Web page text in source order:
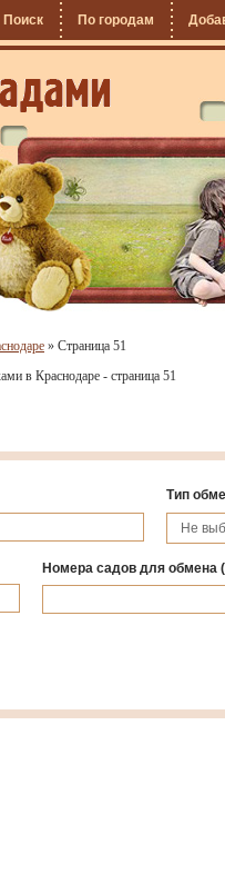
Поиск По городам
» Страница 51
в Краснодаре - страница 51
Тип
Номера садов для обмена(